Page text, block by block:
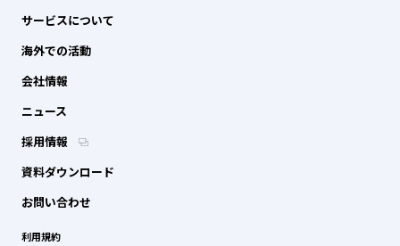
サービスについて
海外での活動
会社情報
ニュース
採用情報
資料ダウンロード
お問い合わせ
利用規約